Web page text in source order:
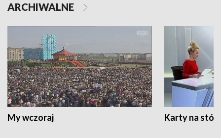
ARCHIWALNE
My wczoraj Karty na